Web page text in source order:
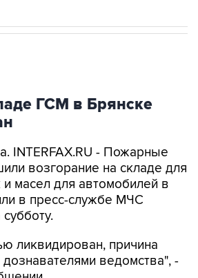
ГСМ в Брянске
INTERFAX.RU - Пожарные
и масел для автомобилей в
в пресс-службе МЧС
ликвидирован, причина